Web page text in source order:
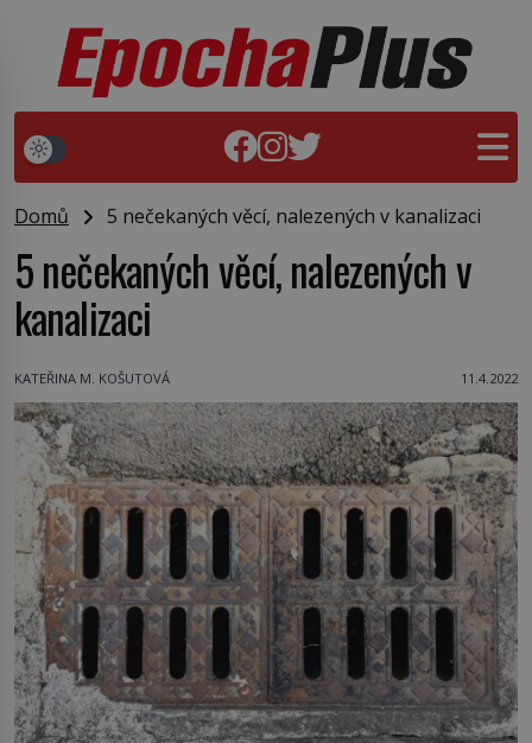
Domů 5 nečekaných věcí, nalezených v kanalizaci
5 nečekaných věcí, nalezených v
kanalizaci
KATEŘINA M. KOŠUTOVÁ 11.4.2022